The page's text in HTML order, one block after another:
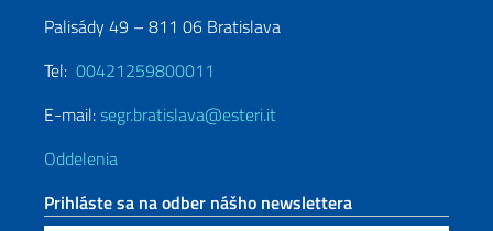
Palisády 49 – 811 06 Bratislava
Tel: 00421259800011
E-mail:segr.bratislava@esteri.it
Oddelenia
Prihláste sa na odber nášho newslettera